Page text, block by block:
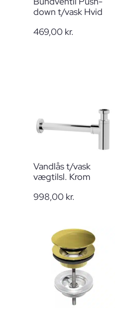
down t/vask Hvid
469,00 kr.
Vandlås t/vask
vægtilsl. Krom
998,00 kr.